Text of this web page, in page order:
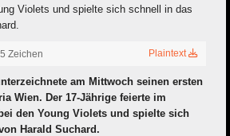
Violets und spielte sich schnell in das
Zeichen Plaintext
am Mittwoch seinen ersten
Wien. Der 17-Jährige feierte im
den Young Violets und spielte sich
Harald Suchard.